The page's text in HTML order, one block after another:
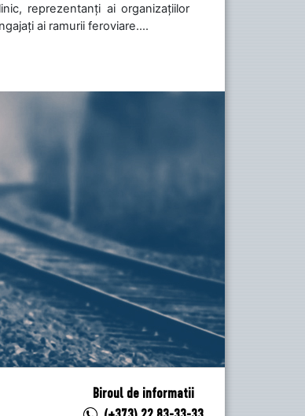
reprezentanți ai organizațiilor
ai ramurii feroviare....
Biroul de informatii